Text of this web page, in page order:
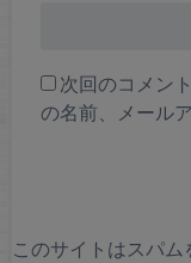
次回のコメン
の名前、メール
このサイトはスパ